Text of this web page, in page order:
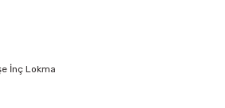
İnç Lokma